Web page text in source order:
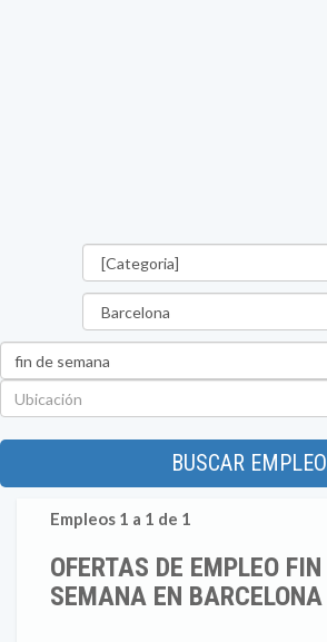
BUSCAR EMPLEO
Empleos 1 a 1 de 1
OFERTAS DE EMPLEO FIN
SEMANA EN BARCELONA